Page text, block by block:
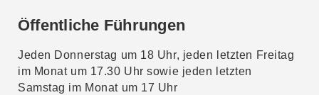
Öffentliche Führungen
Jeden Donnerstag um 18 Uhr, jeden letzten Freitag
im Monat um 17.30 Uhr sowie jeden letzten
Samstag im Monat um 17 Uhr